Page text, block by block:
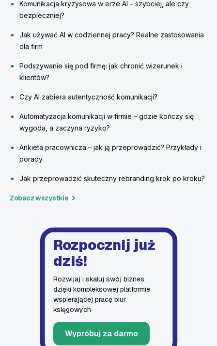
Komunikacja kryzysowa w erze AI – szybciej, ale czy
bezpieczniej?
Jak używać AI w codziennej pracy? Realne zastosowania
dla firm
Podszywanie się pod firmę: jak chronić wizerunek i
klientów?
Czy AI zabiera autentyczność komunikacji?
Automatyzacja komunikacji w firmie – gdzie kończy się
wygoda, a zaczyna ryzyko?
Ankieta pracownicza – jak ją przeprowadzić? Przykłady i
porady
Jak przeprowadzić skuteczny rebranding krok po kroku?
Zobacz wszystkie
Rozpocznij już
dziś!
Rozwijaj i skaluj swój biznes
dzięki kompleksowej platformie
wspierającej pracę biur
księgowych
Wypróbuj za darmo